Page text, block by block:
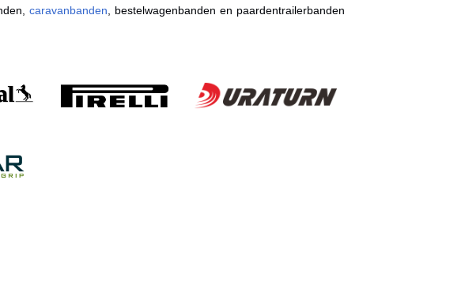
caravanbanden, bestelwagenbanden en paardentrailerbanden